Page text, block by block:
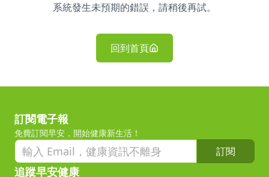
系統發生未預期的錯誤，請稍後再試。
回到首頁
訂閱電子報
免費訂閱早安，開始健康新生活！
訂閱
追蹤早安健康